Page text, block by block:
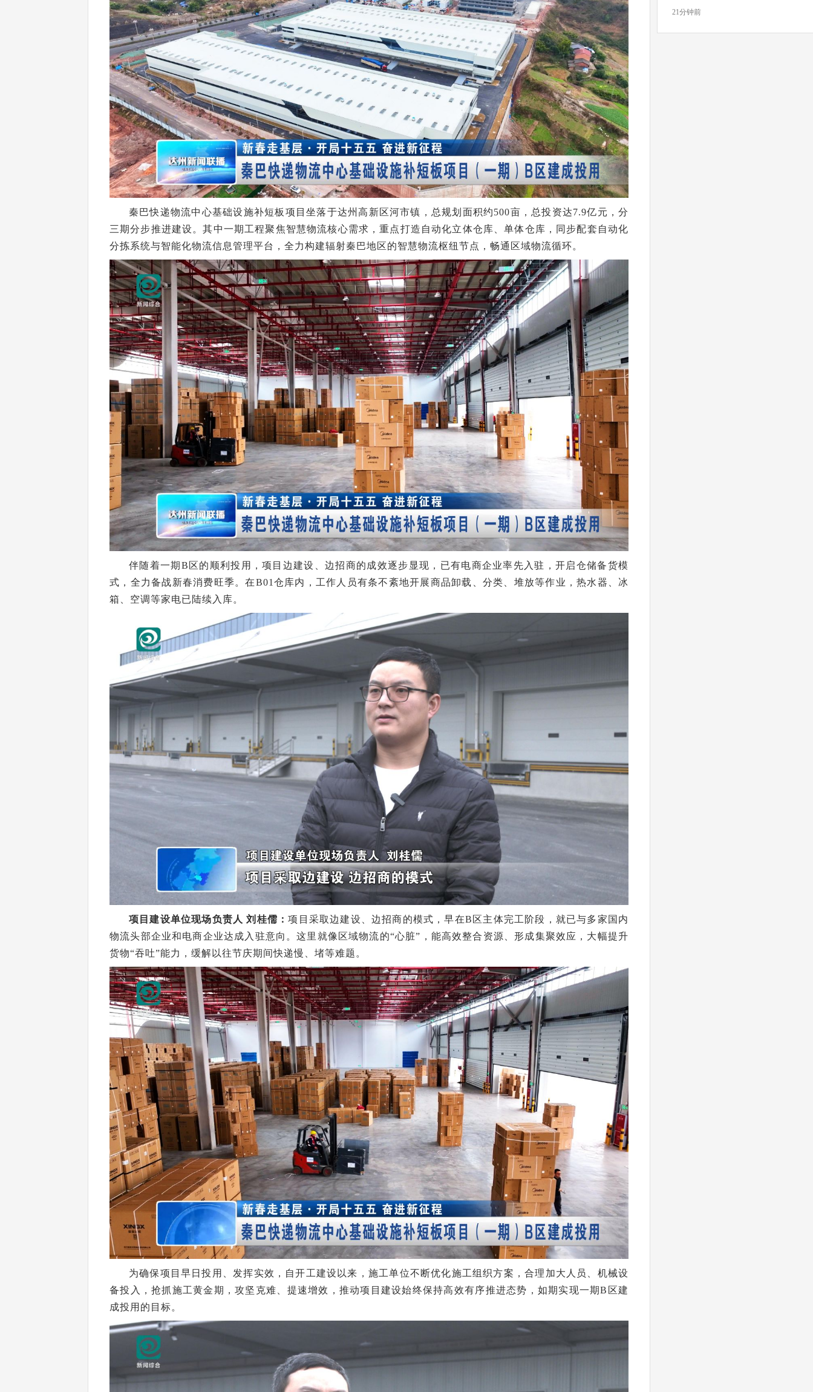
秦巴快递物流中心基础设施补短板项目坐落于达州高新区河市镇，总规划面积约500亩，总投资达7.9亿元，分
三期分步推进建设。其中一期工程聚焦智慧物流核心需求，重点打造自动化立体仓库、单体仓库，同步配套自动化
分拣系统与智能化物流信息管理平台，全力构建辐射秦巴地区的智慧物流枢纽节点，畅通区域物流循环。
伴随着一期B区的顺利投用，项目边建设、边招商的成效逐步显现，已有电商企业率先入驻，开启仓储备货模
式，全力备战新春消费旺季。在B01仓库内，工作人员有条不紊地开展商品卸载、分类、堆放等作业，热水器、冰
箱、空调等家电已陆续入库。
项目建设单位现场负责人 刘桂儒：项目采取边建设、边招商的模式，早在B区主体完工阶段，就已与多家国内
物流头部企业和电商企业达成入驻意向。这里就像区域物流的“心脏”，能高效整合资源、形成集聚效应，大幅提升
货物“吞吐”能力，缓解以往节庆期间快递慢、堵等难题。
为确保项目早日投用、发挥实效，自开工建设以来，施工单位不断优化施工组织方案，合理加大人员、机械设
备投入，抢抓施工黄金期，攻坚克难、提速增效，推动项目建设始终保持高效有序推进态势，如期实现一期B区建
成投用的目标。
21分钟前